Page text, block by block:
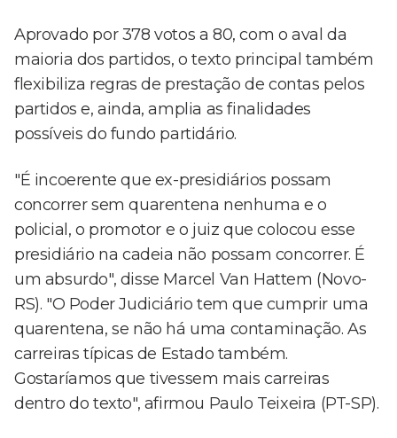
Aprovado por 378 votos a 80, com o aval da
maioria dos partidos, o texto principal também
flexibiliza regras de prestação de contas pelos
partidos e, ainda, amplia as finalidades
possíveis do fundo partidário.
"É incoerente que ex-presidiários possam
concorrer sem quarentena nenhuma e o
policial, o promotor e o juiz que colocou esse
presidiário na cadeia não possam concorrer. É
um absurdo", disse Marcel Van Hattem (Novo-
RS). "O Poder Judiciário tem que cumprir uma
quarentena, se não há uma contaminação. As
carreiras típicas de Estado também.
Gostaríamos que tivessem mais carreiras
dentro do texto", afirmou Paulo Teixeira (PT-SP).